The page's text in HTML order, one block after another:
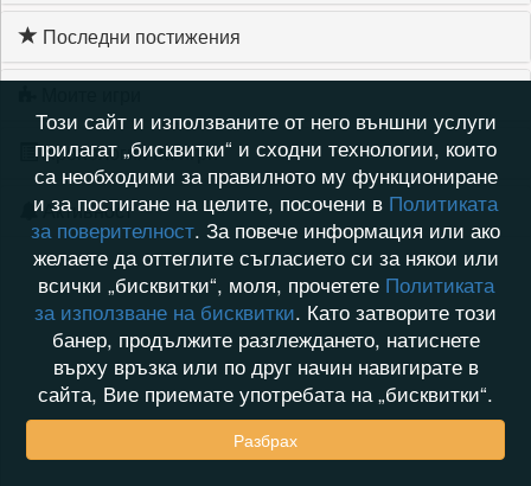
Последни постижения
Хронология на игри
Активност
Този сайт и използваните от него външни услуги
прилагат „бисквитки“ и сходни технологии, които
са необходими за правилното му функциониране
и за постигане на целите, посочени в Политиката
за поверителност. За повече информация или ако
желаете да оттеглите съгласието си за някои или
всички „бисквитки“, моля, прочетете Политиката
за използване на бисквитки. Като затворите този
банер, продължите разглеждането, натиснете
върху връзка или по друг начин навигирате в
сайта, Вие приемате употребата на „бисквитки“.
Разбрах